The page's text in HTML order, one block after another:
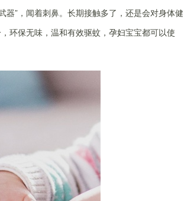
”，闻着刺鼻。长期接触多了，还是会对身体健
环保无味，温和有效驱蚊，孕妇宝宝都可以使